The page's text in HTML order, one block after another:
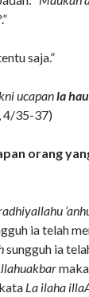
.”
saja.”
ucapanla
, 4/35-37)
orang
ia telah
sungguh ia
La ilaha